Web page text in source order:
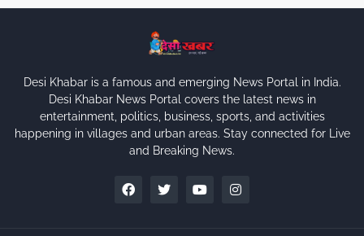
Desi Khabar is a famous and emerging News Portal in India.
Desi Khabar News Portal covers the latest news in
entertainment, politics, business, sports, and activities
happening in villages and urban areas. Stay connected for Live
and Breaking News.